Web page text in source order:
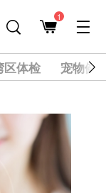
1
区体检 宠物健